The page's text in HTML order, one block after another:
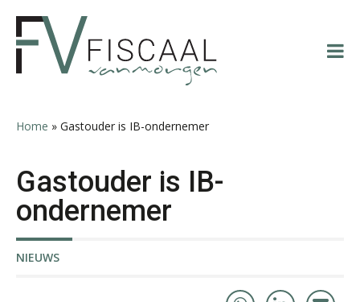
hoofdnavigatie
hoofd
eerste
voettekst
Home » Gastouder is IB-ondernemer
Gastouder is IB-
ondernemer
NIEUWS
Derwish Rosalia